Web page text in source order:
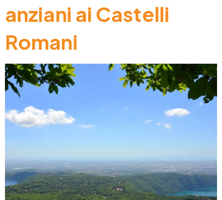
anziani ai Castelli
Romani